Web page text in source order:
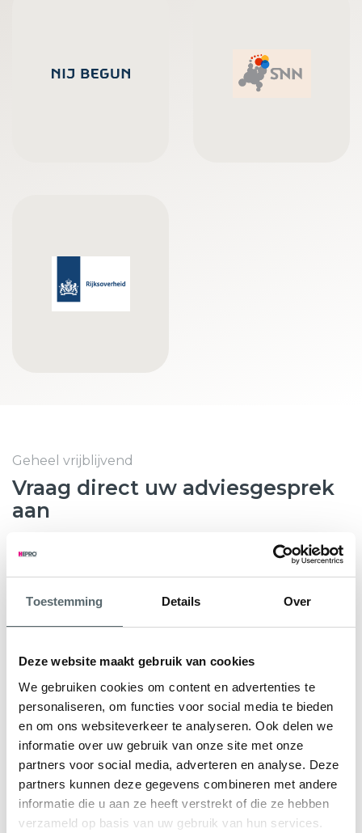
Toestemming Details Over
Deze website maakt gebruik van cookies
We gebruiken cookies om content en advertenties te
personaliseren, om functies voor social media te bieden
en om ons websiteverkeer te analyseren. Ook delen we
informatie over uw gebruik van onze site met onze
partners voor social media, adverteren en analyse. Deze
partners kunnen deze gegevens combineren met andere
informatie die u aan ze heeft verstrekt of die ze hebben
verzameld op basis van uw gebruik van hun services.
Geheel vrijblijvend
Vraag direct uw adviesgesprek
aan
Wilt u weten hoeveel subsidie u kunt krijgen voor nieuwe
kunststof kozijnen, HR++ glas of andere
verduurzamingsmaatregelen? Hepro helpt u graag verder.
onze specialisten samen met u de mogelijkheden voor uw
woning. We geven direct inzicht in de subsidieregeling Nij
Begun en eventuele aanvullende regelingen.
U ontvangt een persoonlijk advies en een heldere offerte
op maat, zodat u precies weet waar u aan toe bent.